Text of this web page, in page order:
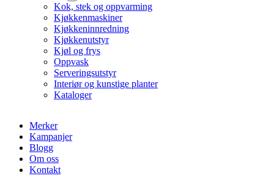
Kok, stek og oppvarming
Kjøkkenmaskiner
Kjøkkeninnredning
Kjøkkenutstyr
Kjøl og frys
Oppvask
Serveringsutstyr
Interiør og kunstige planter
Kataloger
Merker
Kampanjer
Blogg
Om oss
Kontakt